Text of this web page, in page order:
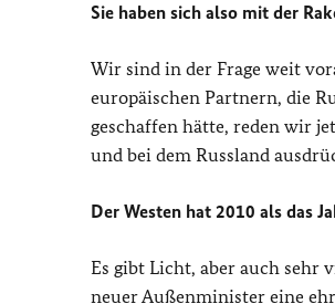
Sie haben sich also mit der
Wir sind in der Frage weit
europäischen Partnern, die
geschaffen hätte, reden wir
und bei dem Russland
Der Westen hat 2010 als das
Es gibt Licht, aber auch sehr
neuer Außenminister eine